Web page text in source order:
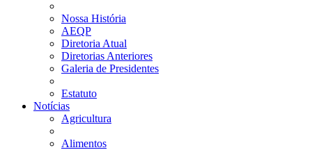
Nossa História
AEQP
Diretoria Atual
Diretorias Anteriores
Galeria de Presidentes
Estatuto
Notícias
Agricultura
Alimentos